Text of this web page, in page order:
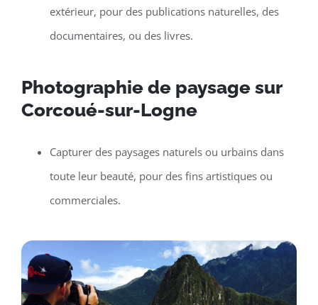
extérieur, pour des publications naturelles, des
documentaires, ou des livres.
Photographie de paysage sur
Corcoué-sur-Logne
Capturer des paysages naturels ou urbains dans
toute leur beauté, pour des fins artistiques ou
commerciales.